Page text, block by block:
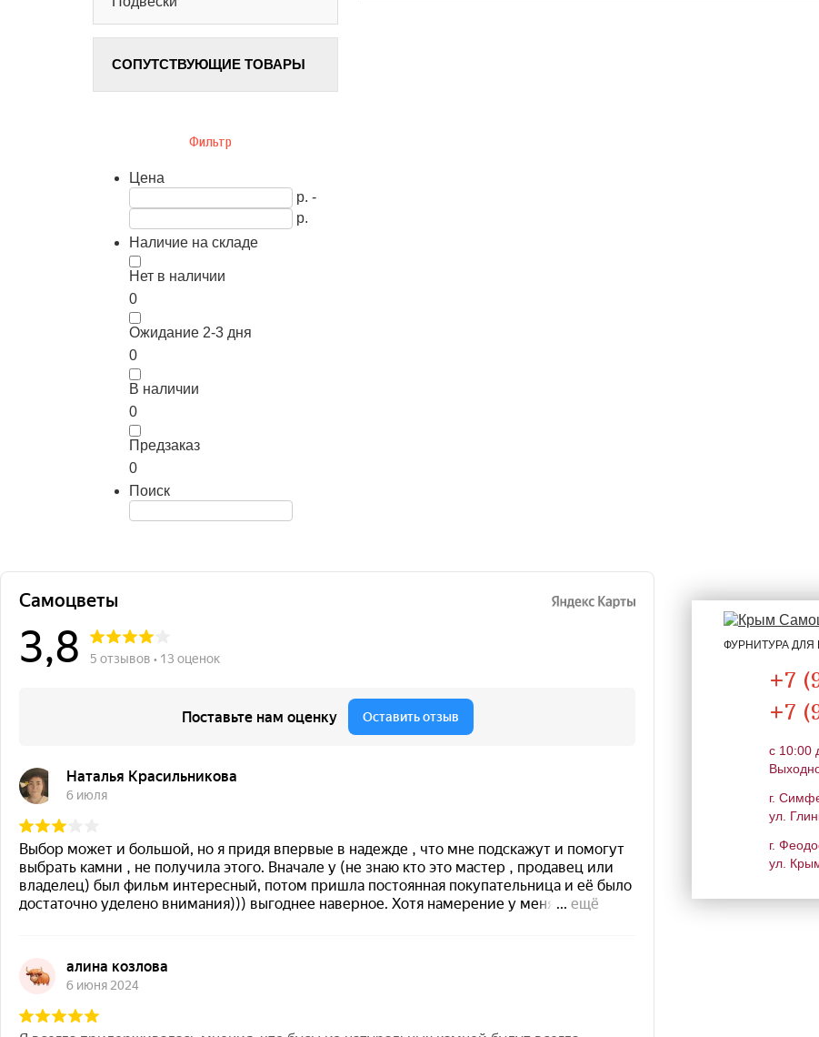
СОПУТСТВУЮЩИЕ ТОВАРЫ
Фильтр
Цена
р. -
р.
Наличие на складе
Нет в наличии
0
Ожидание 2-3 дня
0
В наличии
0
Предзаказ
0
Поиск
ФУРНИТУРА
+7
+7
c 10:00
г.
ул.
г.
ул.